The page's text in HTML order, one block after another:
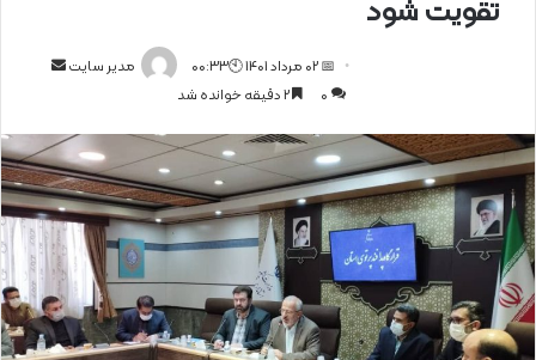
تقویت شود
مدیر سایت
ا
ل
ا
ی
ی
ل
📅 02 مرداد 1401 🕙00:33
0